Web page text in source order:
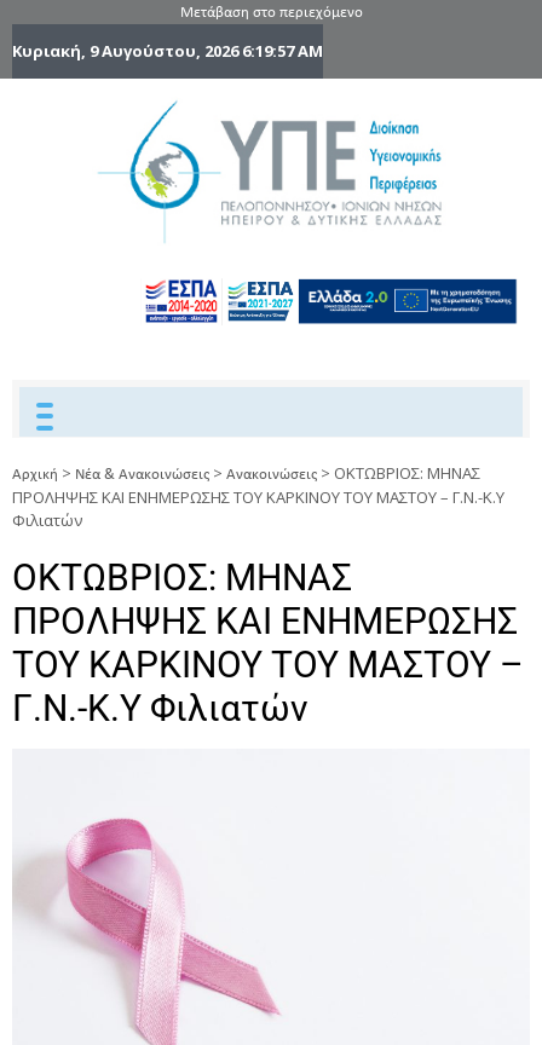
Μετάβαση στο περιεχόμενο
Κυριακή, 9 Αυγούστου, 20266:19:57 AM
Ηπείρου
Δυτικής
Ελλάδας
Αρχική > Νέα & Ανακοινώσεις > Ανακοινώσεις > ΟΚΤΩΒΡΙΟΣ: ΜΗΝΑΣ
ΠΡΟΛΗΨΗΣ ΚΑΙ ΕΝΗΜΕΡΩΣΗΣ ΤΟΥ ΚΑΡΚΙΝΟΥ ΤΟΥ ΜΑΣΤΟΥ – Γ.Ν.-Κ.Υ
Φιλιατών
ΟΚΤΩΒΡΙΟΣ: ΜΗΝΑΣ
ΠΡΟΛΗΨΗΣ ΚΑΙ ΕΝΗΜΕΡΩΣΗΣ
ΤΟΥ ΚΑΡΚΙΝΟΥ ΤΟΥ ΜΑΣΤΟΥ –
Γ.Ν.-Κ.Υ Φιλιατών